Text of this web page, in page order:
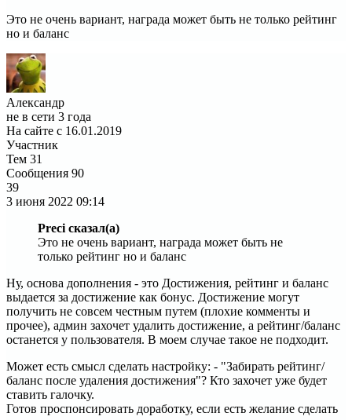
Это не очень вариант, награда может быть не только рейтинг
но и баланс
Александр
не в сети 3 года
На сайте с 16.01.2019
Участник
Тем 31
Сообщения 90
39
3 июня 2022 09:14
Preci сказал(а)
Это не очень вариант, награда может быть не
только рейтинг но и баланс
Ну, основа дополнения - это Достижения, рейтинг и баланс
выдается за достижение как бонус. Достижение могут
получить не совсем честным путем (плохие комменты и
прочее), админ захочет удалить достижение, а рейтинг/баланс
останется у пользователя. В моем случае такое не подходит.
Может есть смысл сделать настройку: - "Забирать рейтинг/
баланс после удаления достижения"? Кто захочет уже будет
ставить галочку.
Готов проспонсировать доработку, если есть желание сделать